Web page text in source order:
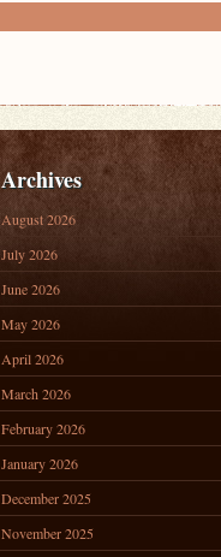
Archives
August 2026
July 2026
June 2026
May 2026
April 2026
March 2026
February 2026
January 2026
December 2025
November 2025